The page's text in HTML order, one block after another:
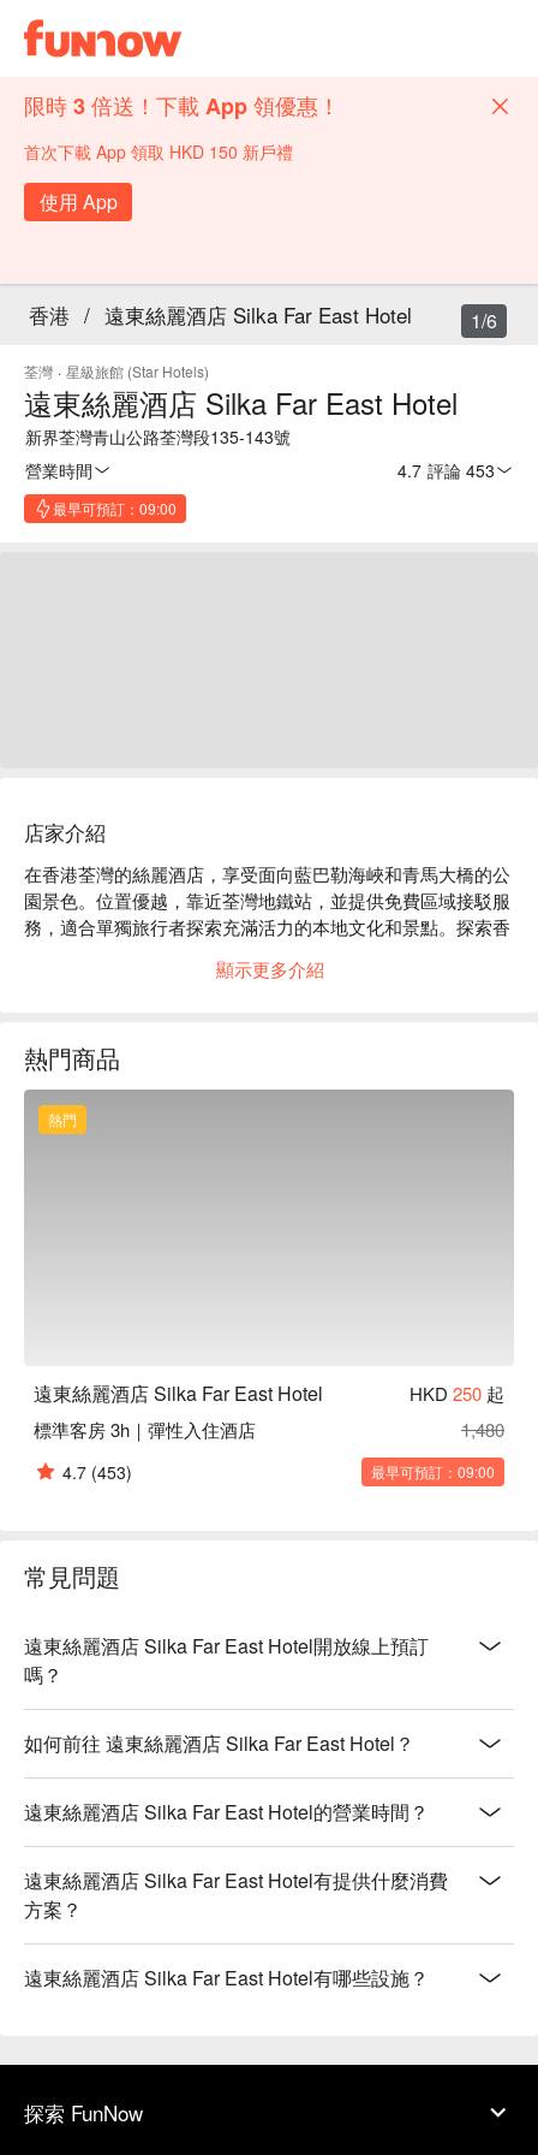
限時 3 倍送！下載 App 領優惠！
首次下載 App 領取 HKD 150 新戶禮
使用 App
香港 / 遠東絲麗酒店 Silka Far East Hotel
荃灣 · 星級旅館 (Star Hotels)
遠東絲麗酒店 Silka Far East Hotel
新界荃灣青山公路荃灣段135-143號
營業時間
4.7· 評論 453
最早可預訂：09:00
1/6
店家介紹
在香港荃灣的絲麗酒店，享受面向藍巴勒海峽和青馬大橋的公
園景色。位置優越，靠近荃灣地鐵站，並提供免費區域接駁服
務，適合單獨旅行者探索充滿活力的本地文化和景點。探索香
點、山景、購物中心和本地市場。入住絲麗酒店，享受現代化
顯示更多介紹
熱門商品
熱門
遠東絲麗酒店 Silka Far East Hotel HKD 250 起
標準客房 3h｜彈性入住酒店
1,480
4.7 (453) 最早可預訂：09:00
常見問題
遠東絲麗酒店 Silka Far East Hotel開放線上預訂
嗎？
如何前往 遠東絲麗酒店 Silka Far East Hotel？
遠東絲麗酒店 Silka Far East Hotel的營業時間？
遠東絲麗酒店 Silka Far East Hotel有提供什麼消費
方案？
遠東絲麗酒店 Silka Far East Hotel有哪些設施？
探索 FunNow